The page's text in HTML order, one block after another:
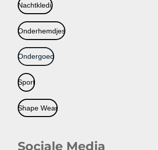
Nachtkledij
Onderhemdjes
Ondergoed
Sport
Shape Wear
Sociale Media